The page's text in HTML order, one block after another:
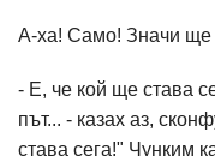
А-ха! Само! Значи ще
- Е, че кой ще става
път... - казах аз,
става сега!" Чунким